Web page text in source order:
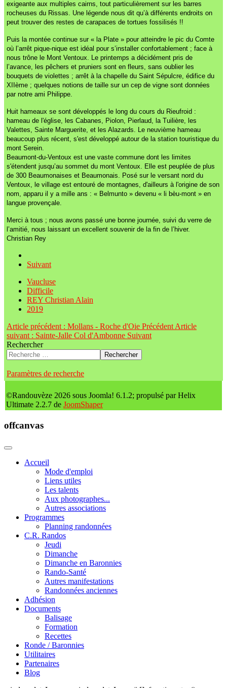
exigeante aux multiples cairns, tout particulièrement sur les barres
rocheuses du Rissas. Une légende nous dit qu’à différents endroits on
peut trouver des restes de carapaces de tortues fossilisés !!
Puis la montée continue sur « la Plate » pour atteindre le pic du Comte
où l’arrêt pique-nique est idéal pour s’installer confortablement ; face à
nous trône le Mont Ventoux. Le printemps a décidément pris de
l’avance, les pêchers et pruniers sont en fleurs, sans oublier les
bouquets de violettes ; arrêt à la chapelle du Saint Sépulcre, édifice du
XIIème ; quelques notions de taille sur un cep de vigne sont données
par notre ami Philippe.
Huit hameaux se sont développés le long du cours du Rieufroid :
hameau de l'église, les Cabanes, Piolon, Pierlaud, la Tuilière, les
Valettes, Sainte Marguerite, et les Alazards. Le neuvième hameau
beaucoup plus récent, s'est développé autour de la station touristique du
mont Serein.
Beaumont-du-Ventoux est une vaste commune dont les limites
s'étendent jusqu’au sommet du mont Ventoux. Elle est peuplée de plus
de 300 Beaumonaises et Beaumonais. Posé sur le versant nord du
Ventoux, le village est entouré de montagnes, d'ailleurs à l'origine de son
nom, apparu il y a mille ans : « Belmunto » devenu « li bèu-mont » en
langue provençale.
Merci à tous ; nous avons passé une bonne journée, suivi du verre de
l’amitié, nous laissant un excellent souvenir de la fin de l’hiver.
Christian Rey
Suivant
Vaucluse
Difficile
REY Christian Alain
2019
Article précédent : Mollans - Roche d'Oie Précédent Article
suivant : Sainte-Jalle Col d'Ambonne Suivant
Rechercher
Rechercher
Paramètres de recherche
©Randouvèze 2026 sous Joomla! 6.1.2; propulsé par Helix
Ultimate 2.2.7 de JoomShaper
offcanvas
Accueil
Mode d'emploi
Liens utiles
Les talents
Aux photographes...
Autres associations
Programmes
Planning randonnées
C.R. Randos
Jeudi
Dimanche
Dimanche en Baronnies
Rando-Santé
Autres manifestations
Randonnées anciennes
Adhésion
Documents
Balisage
Formation
Recettes
Ronde / Baronnies
Utilitaires
Partenaires
Blog